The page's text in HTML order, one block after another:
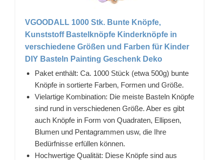
VGOODALL 1000 Stk. Bunte Knöpfe,
Kunststoff Bastelknöpfe Kinderknöpfe in
verschiedene Größen und Farben für Kinder
DIY Basteln Painting Geschenk Deko
Paket enthält: Ca. 1000 Stück (etwa 500g) bunte
Knöpfe in sortierte Farben, Formen und Größe.
Vielartige Kombination: Die meiste Basteln Knöpfe
sind rund in verschiedenen Größe. Aber es gibt
auch Knöpfe in Form von Quadraten, Ellipsen,
Blumen und Pentagrammen usw, die Ihre
Bedürfnisse erfüllen können.
Hochwertige Qualität: Diese Knöpfe sind aus